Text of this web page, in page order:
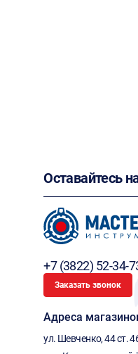
Оставайтесь
+7 (3822) 52-34-
Заказать звонок
Адреса
ул. Шевченко, 44 ст.